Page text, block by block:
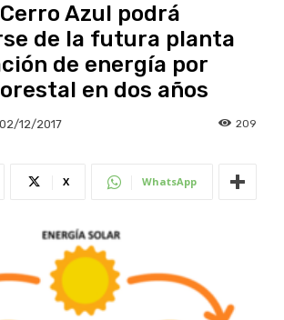
Azul podrá
de la futura planta
de energía por
en dos años
02/12/2017 209
X WhatsApp